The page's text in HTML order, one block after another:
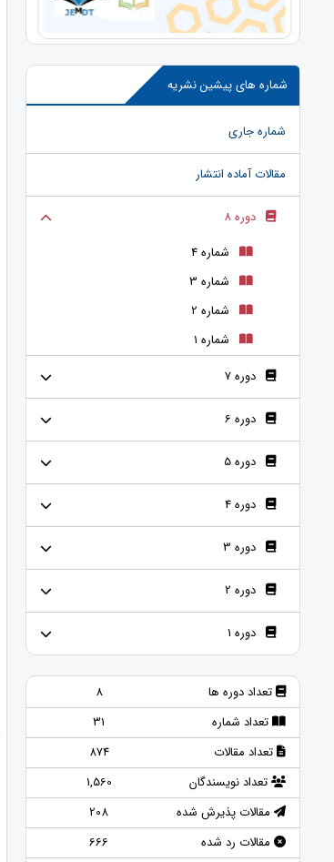
شماره های پیشین نشریه
شماره جاری
مقالات آماده انتشار
دوره 8
شماره 4
شماره 3
شماره 2
شماره 1
دوره 7
دوره 6
دوره 5
دوره 4
دوره 3
دوره 2
دوره 1
تعداد دوره ها
8
تعداد شماره
31
تعداد مقالات
874
تعداد نویسندگان
1,560
مقالات پذیرش شده
208
مقالات رد شده
666